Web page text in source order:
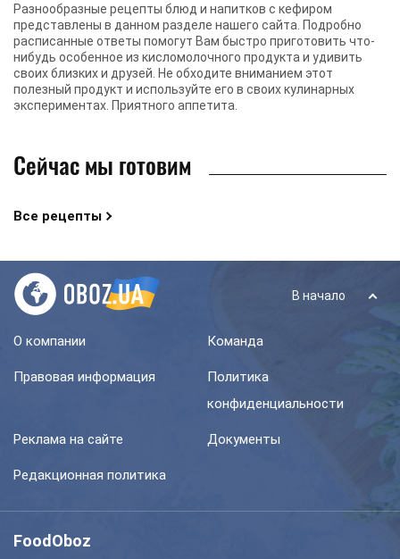
Разнообразные рецепты блюд и напитков с кефиром
представлены в данном разделе нашего сайта. Подробно
расписанные ответы помогут Вам быстро приготовить что-
нибудь особенное из кисломолочного продукта и удивить
своих близких и друзей. Не обходите вниманием этот
полезный продукт и используйте его в своих кулинарных
экспериментах. Приятного аппетита.
Сейчас мы готовим
Все рецепты
В начало
О компании Команда
Правовая информация
Политика
конфиденциальности
Реклама на сайте Документы
Редакционная политика
FoodOboz